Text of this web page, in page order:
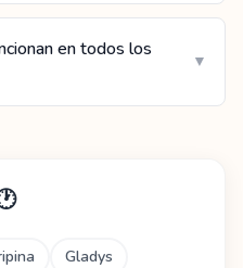
en todos los
▼
Gladys